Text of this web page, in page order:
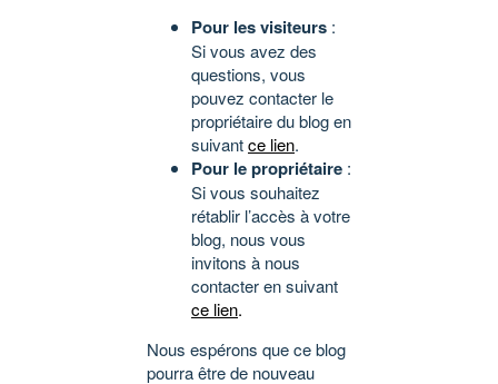
Pour les visiteurs :
Si vous avez des
questions, vous
pouvez contacter le
propriétaire du blog en
suivantce lien.
Pour le propriétaire :
Si vous souhaitez
rétablir l’accès à votre
blog, nous vous
invitons à nous
contacter en suivant
ce lien.
Nous espérons que ce blog
pourra être de nouveau